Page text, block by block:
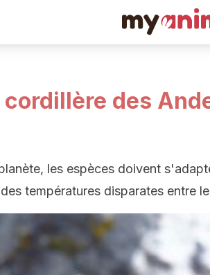
des
les espèces doivent
températures disparates entre